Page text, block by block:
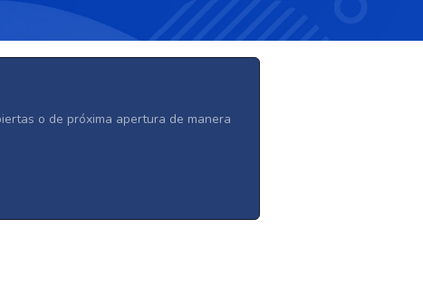
o de próxima apertura de manera